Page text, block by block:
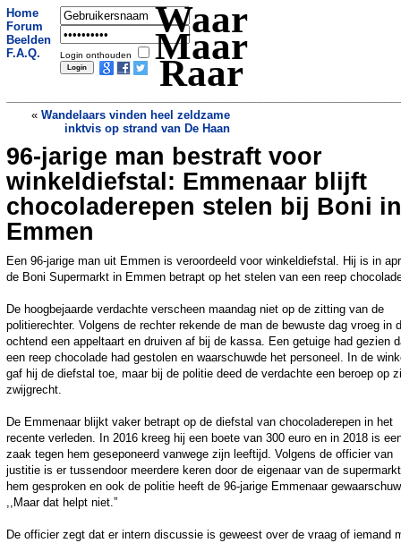
Home
Forum
Beelden
F.A.Q.
Login onthouden
Waar
Maar
Raar
« Wandelaars vinden heel zeldzame
inktvis op strand van De Haan
Chirurgisch plaatje in maag krokodil
kan leiden tot doorbraak in zaak
vermiste persoon »
96-jarige man bestraft voor
winkeldiefstal: Emmenaar blijft
chocoladerepen stelen bij Boni in
Emmen
Een 96-jarige man uit Emmen is veroordeeld voor winkeldiefstal. Hij is in
de Boni Supermarkt in Emmen betrapt op het stelen van een reep
De hoogbejaarde verdachte verscheen maandag niet op de zitting van de
politierechter. Volgens de rechter rekende de man de bewuste dag vroeg in
ochtend een appeltaart en druiven af bij de kassa. Een getuige had gezien
een reep chocolade had gestolen en waarschuwde het personeel. In de
gaf hij de diefstal toe, maar bij de politie deed de verdachte een beroep op
zwijgrecht.
De Emmenaar blijkt vaker betrapt op de diefstal van chocoladerepen in het
recente verleden. In 2016 kreeg hij een boete van 300 euro en in 2018 is
zaak tegen hem geseponeerd vanwege zijn leeftijd. Volgens de officier van
justitie is er tussendoor meerdere keren door de eigenaar van de
hem gesproken en ook de politie heeft de 96-jarige Emmenaar
,,Maar dat helpt niet.”
De officier zegt dat er intern discussie is geweest over de vraag of iemand